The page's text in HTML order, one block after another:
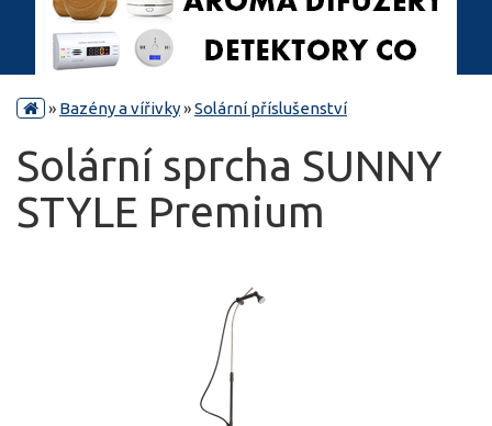
» Bazény a vířivky»Solární příslušenství
Solární sprcha SUNNY
STYLE Premium